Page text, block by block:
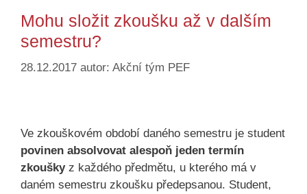
Mohu složit zkoušku až v dalším
semestru?
28.12.2017 autor: Akční tým PEF
Ve zkouškovém období daného semestru je student
povinen absolvovat alespoň jeden termín
zkouškyz každého předmětu, u kterého má v
daném semestru zkoušku předepsanou. Student,